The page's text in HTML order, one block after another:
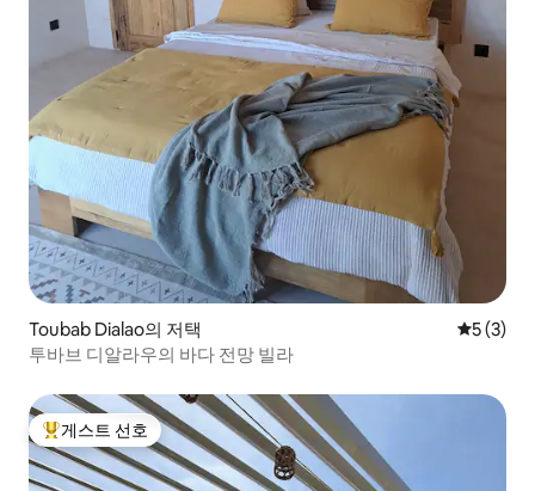
Toubab Dialao의 저택 평점 5점
5 (3)
투바브 디알라우의 바다 전망 빌라
상위 게스트 선호
게스트 선호